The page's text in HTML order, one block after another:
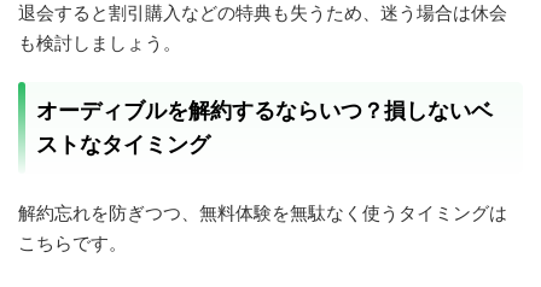
退会すると割引購入などの特典も失うため、迷う場合は休会
も検討しましょう。
オーディブルを解約するならいつ？損しないベ
ストなタイミング
解約忘れを防ぎつつ、無料体験を無駄なく使うタイミングは
こちらです。